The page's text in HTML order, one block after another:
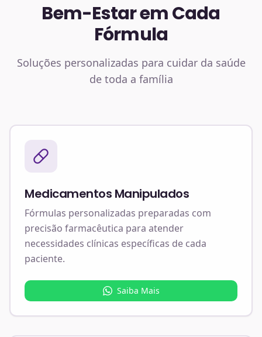
Bem-Estar em Cada
Fórmula
Soluções personalizadas para cuidar da saúde
de toda a família
Medicamentos Manipulados
Fórmulas personalizadas preparadas com
precisão farmacêutica para atender
necessidades clínicas específicas de cada
paciente.
Saiba Mais